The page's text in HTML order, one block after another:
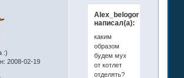
:)
: 2008-02-19
Alex_belogor
написал(а):
каким
образом
будем мух
от котлет
отделять?